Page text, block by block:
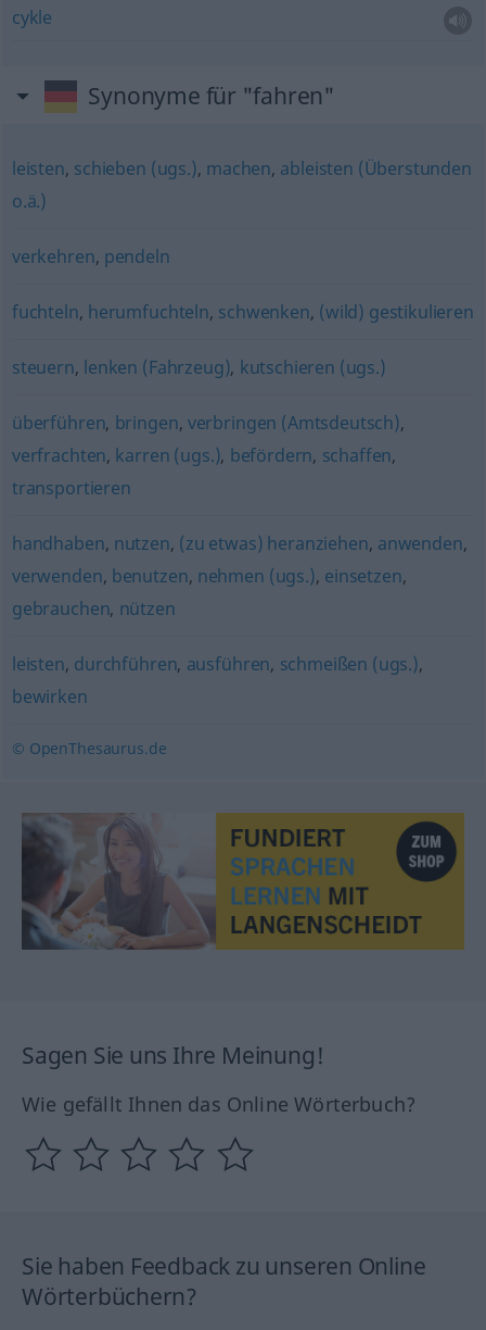
cykle
Synonyme für "fahren"
leisten, schieben (ugs.), machen, ableisten (Überstunden
o.ä.)
verkehren, pendeln
fuchteln, herumfuchteln, schwenken, (wild) gestikulieren
steuern, lenken (Fahrzeug), kutschieren (ugs.)
überführen, bringen, verbringen (Amtsdeutsch),
verfrachten, karren (ugs.), befördern, schaffen,
transportieren
handhaben, nutzen, (zu etwas) heranziehen, anwenden,
verwenden, benutzen, nehmen (ugs.), einsetzen,
gebrauchen, nützen
leisten, durchführen, ausführen, schmeißen (ugs.),
bewirken
© OpenThesaurus.de
Sagen Sie uns Ihre Meinung!
Wie gefällt Ihnen das Online Wörterbuch?
Sie haben Feedback zu unseren Online
Wörterbüchern?